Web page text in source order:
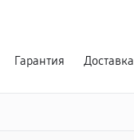
Гарантия Доставка